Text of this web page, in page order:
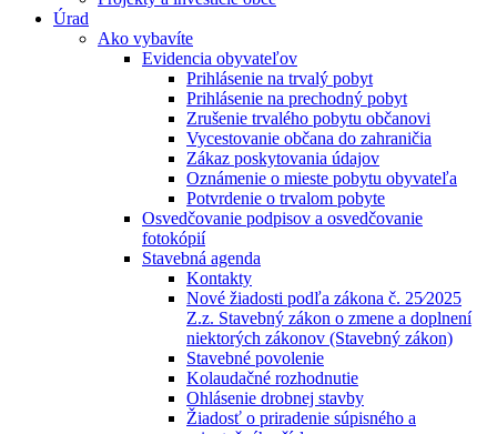
Úrad
Ako vybavíte
Evidencia obyvateľov
Prihlásenie na trvalý pobyt
Prihlásenie na prechodný pobyt
Zrušenie trvalého pobytu občanovi
Vycestovanie občana do zahraničia
Zákaz poskytovania údajov
Oznámenie o mieste pobytu obyvateľa
Potvrdenie o trvalom pobyte
Osvedčovanie podpisov a osvedčovanie
fotokópií
Stavebná agenda
Kontakty
Nové žiadosti podľa zákona č. 25⁄2025
Z.z. Stavebný zákon o zmene a doplnení
niektorých zákonov (Stavebný zákon)
Stavebné povolenie
Kolaudačné rozhodnutie
Ohlásenie drobnej stavby
Žiadosť o priradenie súpisného a